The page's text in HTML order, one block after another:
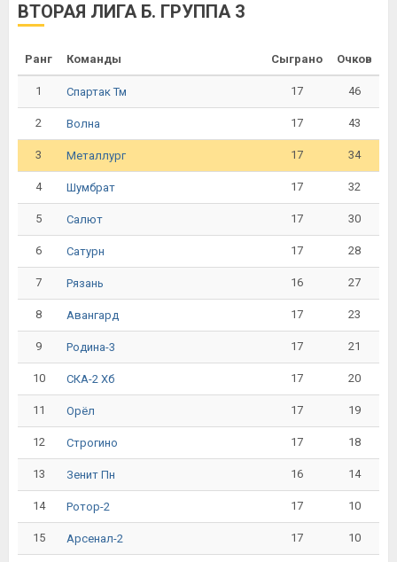
ВТОРАЯ ЛИГА Б. ГРУППА 3
Ранг Команды Сыграно Очков
1 Спартак Тм 17 46
2 Волна 17 43
3 Металлург 17 34
4 Шумбрат 17 32
5 Салют 17 30
6 Сатурн 17 28
7 Рязань 16 27
8 Авангард 17 23
9 Родина-3 17 21
10 СКА-2 Хб 17 20
11 Орёл 17 19
12 Строгино 17 18
13 Зенит Пн 16 14
14 Ротор-2 17 10
15 Арсенал-2 17 10